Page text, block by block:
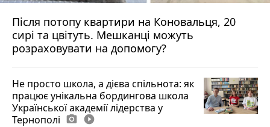
Після потопу квартири на Коновальця, 20
сирі та цвітуть. Мешканці можуть
розраховувати на допомогу?
Не просто школа, а дієва спільнота: як
працює унікальна бордингова школа
Української академії лідерства у
Тернополі photo_camera play_circle_filled